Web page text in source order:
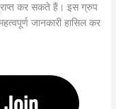
कर सकते हैं। इस ग्रुप
जानकारी हासिल कर